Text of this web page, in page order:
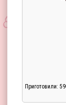
Приготовили: